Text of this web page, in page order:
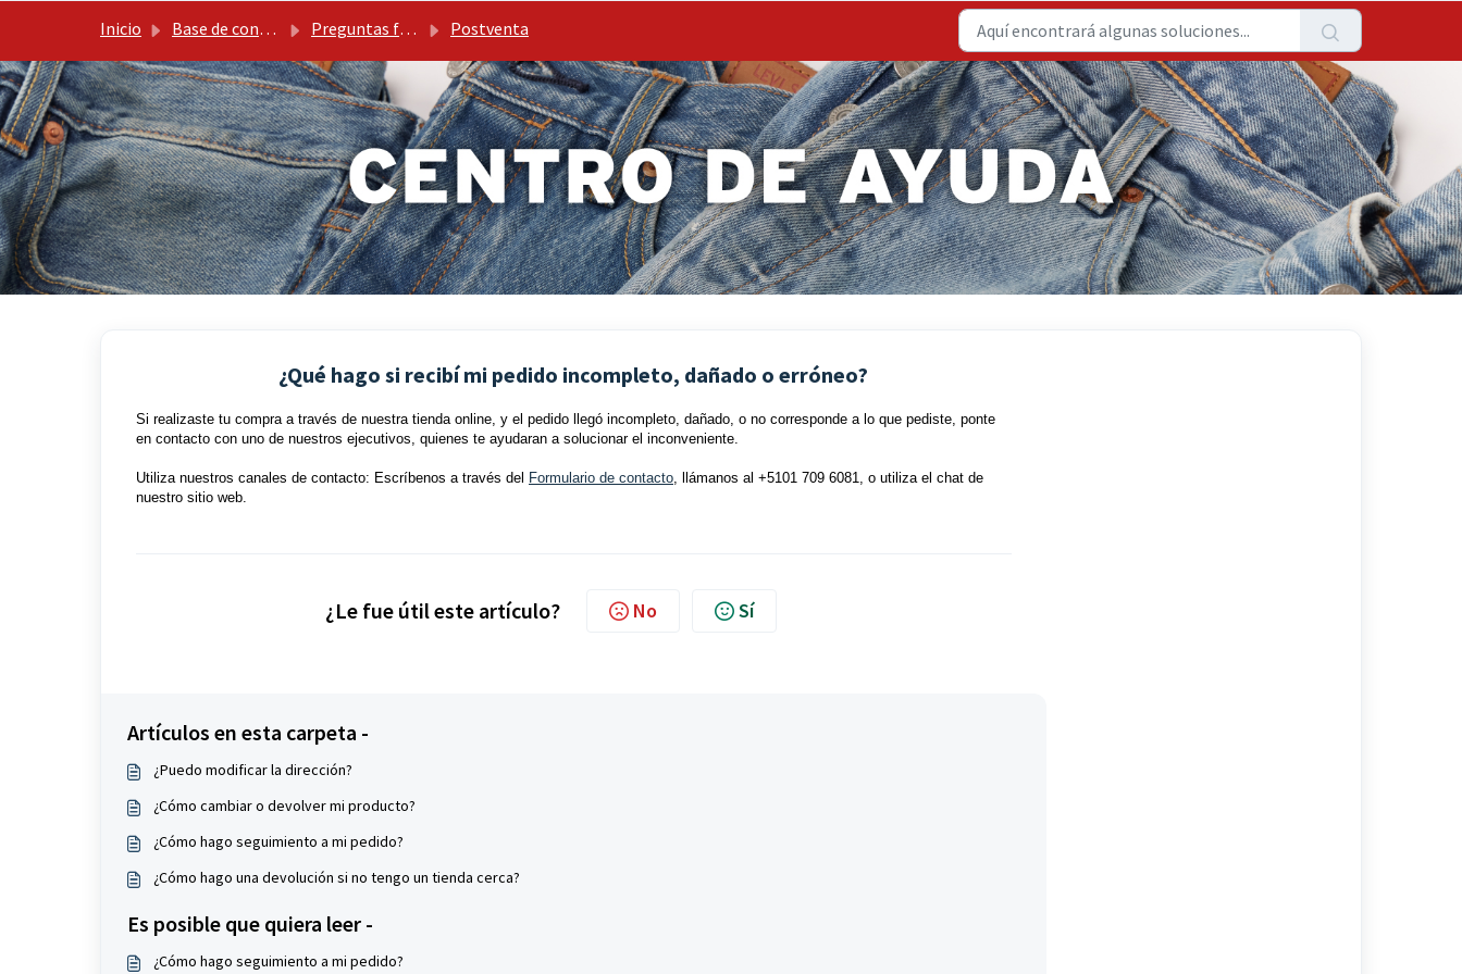
Inicio
Base de conocimientos Preguntas frecuentes Levis PE Postventa
¿Qué hago si recibí mi pedido incompleto, dañado o erróneo?
Si realizaste tu compra a través de nuestra tienda online, y el pedido llegó incompleto, dañado, o no corresponde a lo que pediste, ponte
en contacto con uno de nuestros ejecutivos, quienes te ayudaran a solucionar el inconveniente.
Utiliza nuestros canales de contacto: Escríbenos a través del Formulario de contacto, llámanos al +5101 709 6081, o utiliza el chat de
nuestro sitio web.
¿Le fue útil este artículo? No Sí
Artículos en esta carpeta -
¿Puedo modificar la dirección?
¿Cómo cambiar o devolver mi producto?
¿Cómo hago seguimiento a mi pedido?
¿Cómo hago una devolución si no tengo un tienda cerca?
Es posible que quiera leer -
¿Cómo hago seguimiento a mi pedido?